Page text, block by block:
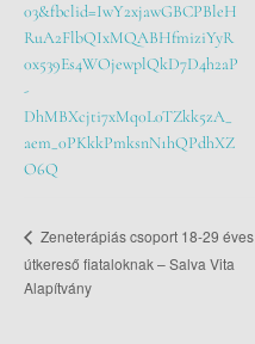
03&fbclid=IwY2xjawGBCPBleH
RuA2FlbQIxMQABHfmiziYyR
0x539Es4WOjewplQkD7D4h2aP
-
DhMBXcjti7xMq0L0TZkk5zA_
aem_0PKkkPmksnN1hQPdhXZ
O6Q
Zeneterápiás csoport 18-29 éves
útkereső fiataloknak – Salva Vita
Alapítvány